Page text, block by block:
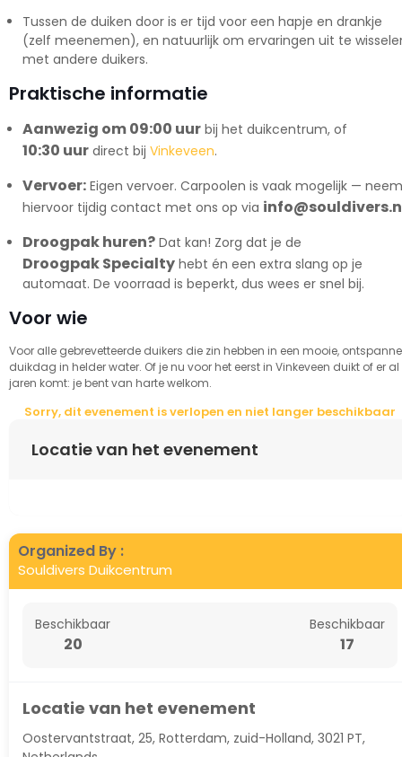
Tussen de duiken door is er tijd voor een hapje en drankje
(zelf meenemen), en natuurlijk om ervaringen uit te
met andere duikers.
Praktische informatie
Aanwezig om 09:00 uur bij het duikcentrum, of
10:30 uur direct bij Vinkeveen.
Vervoer: Eigen vervoer. Carpoolen is vaak mogelijk — neem
hiervoor tijdig contact met ons op via
Droogpak huren? Dat kan! Zorg dat je de
Droogpak Specialty hebt én een extra slang op je
automaat. De voorraad is beperkt, dus wees er snel bij.
Voor wie
Voor alle gebrevetteerde duikers die zin hebben in een mooie,
duikdag in helder water. Of je nu voor het eerst in Vinkeveen duikt of er al
jaren komt: je bent van harte welkom.
Sorry, dit evenement is verlopen en niet langer beschikbaar
Locatie van het evenement
Organized By :
Souldivers Duikcentrum
Beschikbaar
20
Beschikbaar
17
Locatie van het evenement
Oostervantstraat, 25, Rotterdam, zuid-Holland, 3021 PT,